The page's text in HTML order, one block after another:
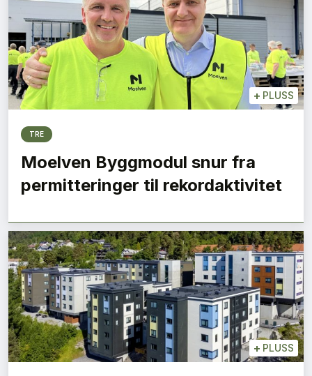
+ PLUSS
TRE
Moelven Byggmodul snur fra
permitteringer til rekordaktivitet
+ PLUSS